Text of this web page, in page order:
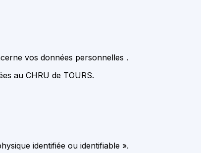
vos données personnelles .
au CHRU de TOURS.
identifiée ou identifiable ».